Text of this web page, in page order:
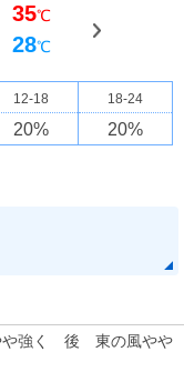
35℃
28℃
12-18 18-24
20% 20%
や強く 後 東の風やや